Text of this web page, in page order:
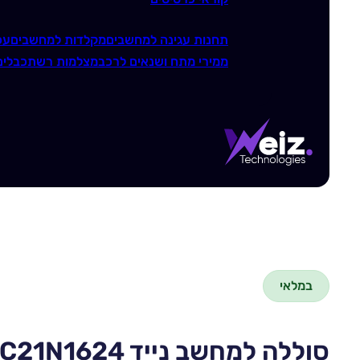
תחנות עגינה למחשביםמקלדות למחשבים
ממירי מתח ושנאים לרכבמצלמות רשת
במלאי
סוללה למחשב נייד Asus C21N1624